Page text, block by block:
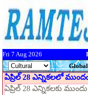
Fri 7 Aug 2026
Global
ఏప్రిల్ 28 ఎన్నికలలో
ఏప్రిల్ 28 ఎన్నికలకు